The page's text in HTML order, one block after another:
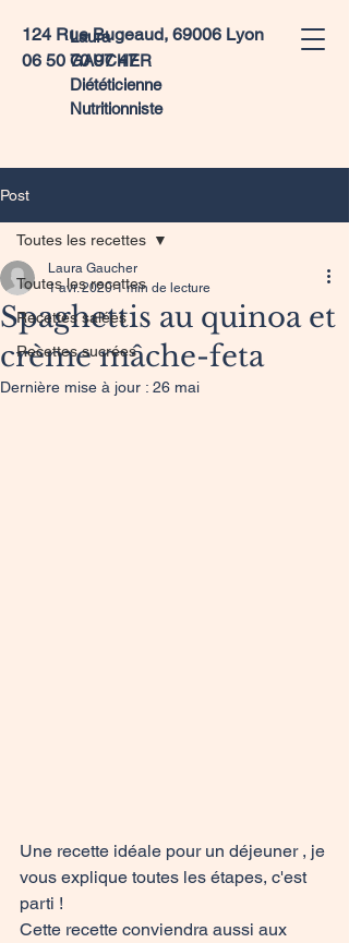
Laura
GAUCHER
Diététicienne
Nutritionniste
124 Rue Bugeaud, 69006 Lyon
06 50 70 97 47
Post
Toutes les recettes
Recettes salées
Recettes sucrées
Toutes les recettes
Spaghettis au quinoa et
crème mâche-feta
Laura Gaucher
1 avr. 2020 1 min de lecture
Dernière mise à jour : 26 mai
Une recette idéale pour un déjeuner , je
vous explique toutes les étapes, c'est
parti !
Cette recette conviendra aussi aux